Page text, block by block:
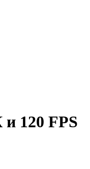
и 120 FPS